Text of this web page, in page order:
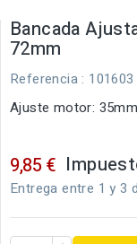
Bancada
72mm
Referencia : 101603
Ajuste motor:
9,85 €
Entrega entre 1 y 3